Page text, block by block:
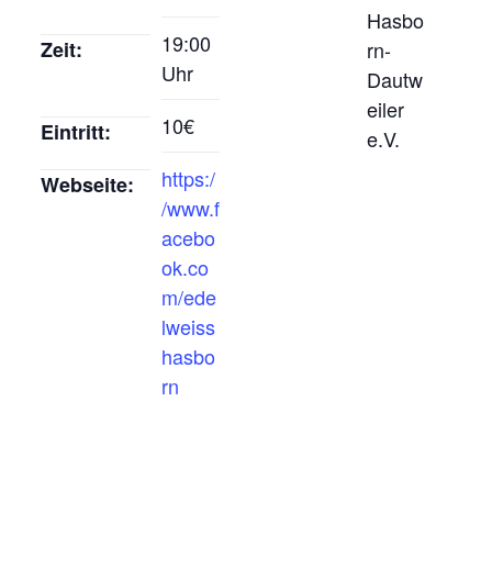
Zeit:
19:00
Uhr
Eintritt: 10€
Webseite:
https:/
/www.f
acebo
ok.co
m/ede
lweiss
hasbo
rn
Hasbo
rn-
Dautw
eiler
e.V.